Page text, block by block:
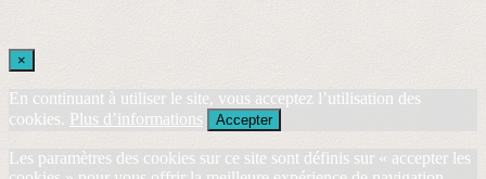
×
En continuant à utiliser le site, vous acceptez l’utilisation des
cookies. Plus d’informations Accepter
Les paramètres des cookies sur ce site sont définis sur « accepter les